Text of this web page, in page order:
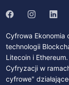
Cyfrowa Ekonomia
technologii
Litecoin i
Cyfryzacji w
cyfrowe"